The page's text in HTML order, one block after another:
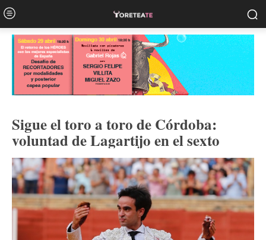
Sigue el toro a toro de Córdoba:
voluntad de Lagartijo en el sexto